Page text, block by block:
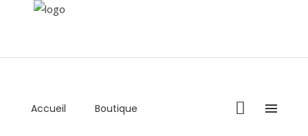
Accueil Boutique